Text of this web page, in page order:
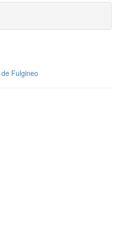
de Fulgineo